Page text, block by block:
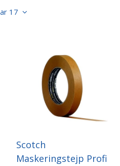
17
Scotch
Maskeringstejp Profi